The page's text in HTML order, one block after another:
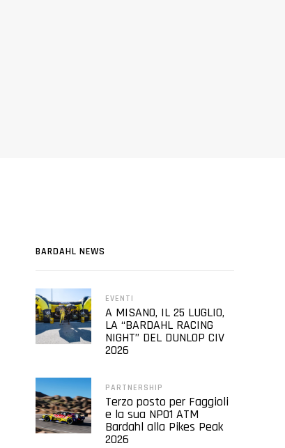
BARDAHL NEWS
EVENTI
A MISANO, IL 25 LUGLIO,
LA “BARDAHL RACING
NIGHT” DEL DUNLOP CIV
2026
PARTNERSHIP
Terzo posto per Faggioli
e la sua NP01 ATM
Bardahl alla Pikes Peak
2026